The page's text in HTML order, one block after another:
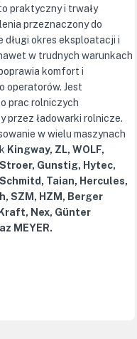
praktyczny i trwały
przeznaczony do
długi okres eksploatacji i
w trudnych warunkach
komfort i
operatorów. Jest
prac rolniczych
przez ładowarki rolnicze.
w wielu maszynach
Kingway, ZL, WOLF,
Stroer, Gunstig, Hytec,
Taian, Hercules,
SZM, HZM, Berger
Nex, Günter
MEYER.